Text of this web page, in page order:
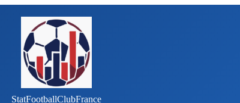
StatFootballClubFrance